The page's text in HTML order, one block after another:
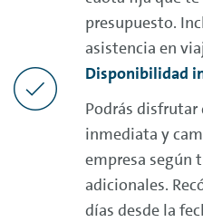
presupuesto.
asistencia en
Disponibilidad
Podrás disfrutar
inmediata y
empresa según
adicionales.
días desde la